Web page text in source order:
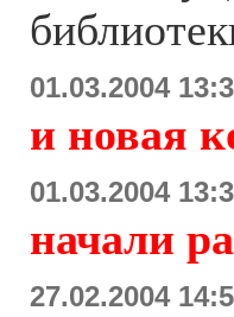
01.03.2004
и новая
01.03.2004
начали
27.02.2004